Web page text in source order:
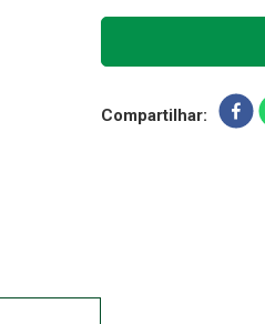
Compartilhar